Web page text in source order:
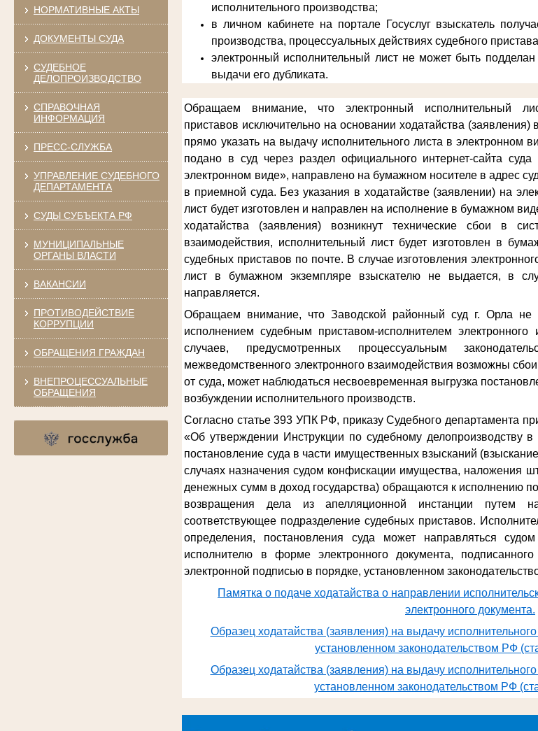
НОРМАТИВНЫЕ АКТЫ
ДОКУМЕНТЫ СУДА
СУДЕБНОЕ
ДЕЛОПРОИЗВОДСТВО
СПРАВОЧНАЯ
ИНФОРМАЦИЯ
ПРЕСС-СЛУЖБА
УПРАВЛЕНИЕ СУДЕБНОГО
ДЕПАРТАМЕНТА
СУДЫ СУБЪЕКТА РФ
МУНИЦИПАЛЬНЫЕ
ОРГАНЫ ВЛАСТИ
ВАКАНСИИ
ПРОТИВОДЕЙСТВИЕ
КОРРУПЦИИ
ОБРАЩЕНИЯ ГРАЖДАН
ВНЕПРОЦЕССУАЛЬНЫЕ
ОБРАЩЕНИЯ
исполнительного производства;
в личном кабинете на портале Госуслуг взыскатель
производства, процессуальных действиях судебного
электронный исполнительный лист не может быть
выдачи его дубликата.
Обращаем внимание, что электронный исполнительный
приставов исключительно на основании ходатайства (заявления)
прямо указать на выдачу исполнительного листа в электронном
подано в суд через раздел официального интернет-сайта
электронном виде», направлено на бумажном носителе в адрес
в приемной суда. Без указания в ходатайстве (заявлении) на
лист будет изготовлен и направлен на исполнение в бумажном
ходатайства (заявления) возникнут технические сбои в
взаимодействия, исполнительный лист будет изготовлен в
судебных приставов по почте. В случае изготовления
лист в бумажном экземпляре взыскателю не выдается, в
направляется.
Обращаем внимание, что Заводской районный суд г. Орла не
исполнением судебным приставом-исполнителем электронного
случаев, предусмотренных процессуальным
межведомственного электронного взаимодействия возможны
от суда, может наблюдаться несвоевременная выгрузка
возбуждении исполнительного производств.
Согласно статье 393 УПК РФ, приказу Судебного департамента
«Об утверждении Инструкции по судебному делопроизводству
постановление суда в части имущественных взысканий
случаях назначения судом конфискации имущества, наложения
денежных сумм в доход государства) обращаются к исполнению
возвращения дела из апелляционной инстанции путем
соответствующее подразделение судебных приставов.
определения, постановления суда может направляться
исполнителю в форме электронного документа,
электронной подписью в порядке, установленном
Памятка о подаче ходатайства о направлении
электронного документа.
Образец ходатайства (заявления) на выдачу
установленном законодательством РФ
Образец ходатайства (заявления) на выдачу
установленном законодательством РФ